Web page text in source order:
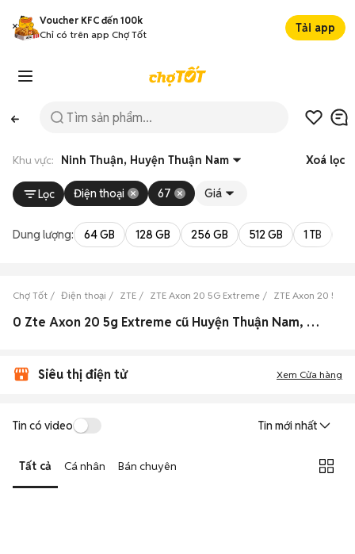
Voucher KFC đến 100k
Chỉ có trên app Chợ Tốt
Tải app
Khu vực: Ninh Thuận, Huyện Thuận Nam Xoá lọc
Lọc Điện thoại 67 Giá
Dung lượng: 64 GB 128 GB 256 GB 512 GB 1 TB
Chợ Tốt Điện thoại ZTE ZTE Axon 20 5G Extreme ZTE Axon 20 5G
0 Zte Axon 20 5g Extreme cũ Huyện Thuận Nam, Ninh Thuận đẹp
Siêu thị điện tử Xem Cửa hàng
Tin có video Tin mới nhất
Tất cả Cá nhân Bán chuyên